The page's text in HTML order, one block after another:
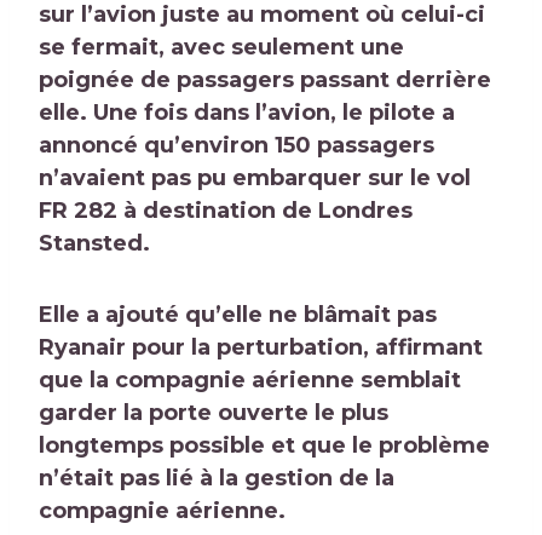
sur l’avion juste au moment où celui-ci
se fermait, avec seulement une
poignée de passagers passant derrière
elle. Une fois dans l’avion, le pilote a
annoncé qu’environ 150 passagers
n’avaient pas pu embarquer sur le vol
FR 282 à destination de Londres
Stansted.
Elle a ajouté qu’elle ne blâmait pas
Ryanair pour la perturbation, affirmant
que la compagnie aérienne semblait
garder la porte ouverte le plus
longtemps possible et que le problème
n’était pas lié à la gestion de la
compagnie aérienne.